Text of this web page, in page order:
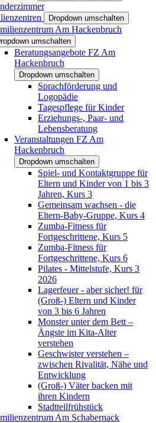
Dropdown umschalten
Am Hackenbruch
umschalten
Beratungsangebote FZ Am
Hackenbruch
Dropdown umschalten
Sprachförderung und
Logopädie
Tagespflege für Kinder
Erziehungs-, Paar- und
Lebensberatung
Veranstaltungen FZ Am
Hackenbruch
Dropdown umschalten
Spiel- und Kontaktgruppe für
Eltern und Kinder von 1 bis 3
Jahren, Kurs 3
Gemeinsam wachsen - die
Eltern-Baby-Gruppe, Kurs 4
Zumba-Fitness für
Fortgeschrittene, Kurs 5
Zumba-Fitness für
Fortgeschrittene, Kurs 6
Pilates - Mittelstufe, Kurs 3
2026
Lagerfeuer - aber sicher! für
(Groß-) Eltern und Kinder
von 3 bis 6 Jahren
Monster unter dem Bett –
Ängste im Kita-Alter
verstehen
Geschwister verstehen –
zwischen Rivalität, Nähe und
Entwicklung
(Groß-) Väter backen mit
ihren Kindern
Stadtteilfrühstück
Am Schabernack